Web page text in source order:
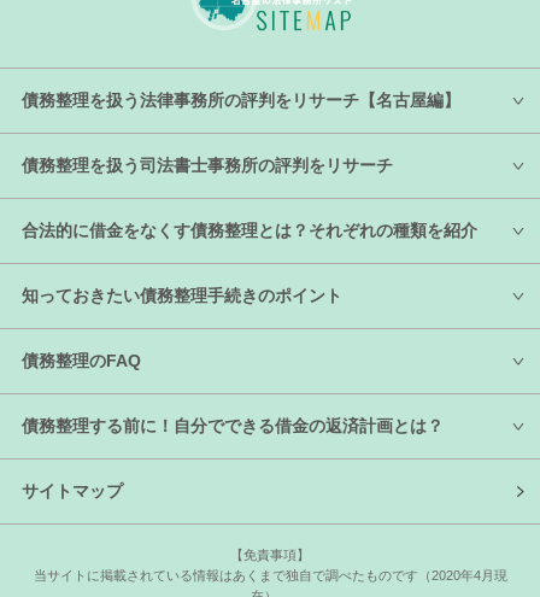
債務整理を扱う法律事務所の評判をリサーチ【名古屋編】
債務整理を扱う司法書士事務所の評判をリサーチ
合法的に借金をなくす債務整理とは？それぞれの種類を紹介
知っておきたい債務整理手続きのポイント
債務整理のFAQ
債務整理する前に！自分でできる借金の返済計画とは？
サイトマップ
【免責事項】
当サイトに掲載されている情報はあくまで独自で調べたものです（2020年4月現